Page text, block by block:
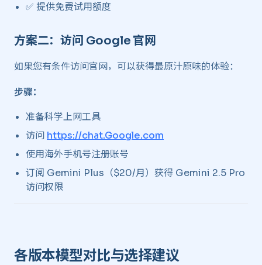
✅ 提供免费试用额度
方案二：访问 Google 官网 ​
如果您有条件访问官网，可以获得最原汁原味的体验：
步骤：
准备科学上网工具
访问 https://chat.Google.com
使用海外手机号注册账号
订阅 Gemini Plus（$20/月）获得 Gemini 2.5 Pro
访问权限
各版本模型对比与选择建议 ​